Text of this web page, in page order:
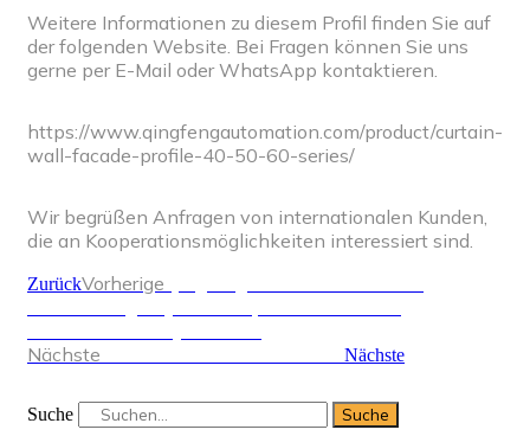
Weitere Informationen zu diesem Profil finden Sie auf
der folgenden Website. Bei Fragen können Sie uns
gerne per E-Mail oder WhatsApp kontaktieren.
https://www.qingfengautomation.com/product/curtain-
wall-facade-profile-40-50-60-series/
Wir begrüßen Anfragen von internationalen Kunden,
die an Kooperationsmöglichkeiten interessiert sind.
ZurückVorherige
Nächste
Nächste
Suche Suche